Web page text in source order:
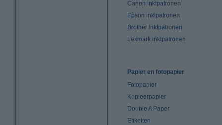
Canon inktpatronen
Epson inktpatronen
Brother inktpatronen
Lexmark inktpatronen
Papier en fotopapier
Fotopapier
Kopieerpapier
Double A Paper
Etiketten